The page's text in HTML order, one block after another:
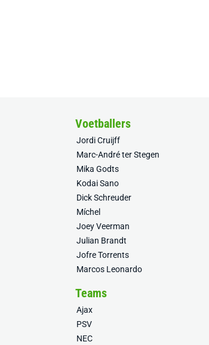
Voetballers
Jordi Cruijff
Marc-André ter Stegen
Mika Godts
Kodai Sano
Dick Schreuder
Míchel
Joey Veerman
Julian Brandt
Jofre Torrents
Marcos Leonardo
Teams
Ajax
PSV
NEC